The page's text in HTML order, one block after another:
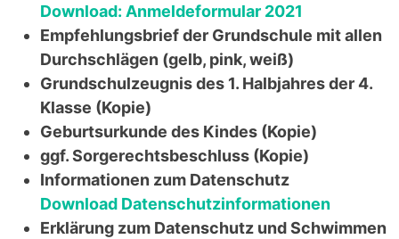
Download: Anmeldeformular 2021
Empfehlungsbrief der Grundschule mit allen
Durchschlägen (gelb, pink, weiß)
Grundschulzeugnis des 1. Halbjahres der 4.
Klasse (Kopie)
Geburtsurkunde des Kindes (Kopie)
ggf. Sorgerechtsbeschluss (Kopie)
Informationen zum Datenschutz
Download Datenschutzinformationen
Erklärung zum Datenschutz und Schwimmen